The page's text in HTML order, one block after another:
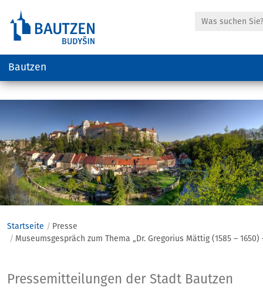
anspringen
Suche
Bautzen
Startseite
Presse
Museumsgespräch zum Thema „Dr. Gregorius Mättig (1585 –
Presse
Pressemitteilungen der Stadt Bautzen